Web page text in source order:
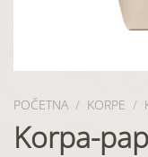
POČETNA / KORPE /
Korpa-